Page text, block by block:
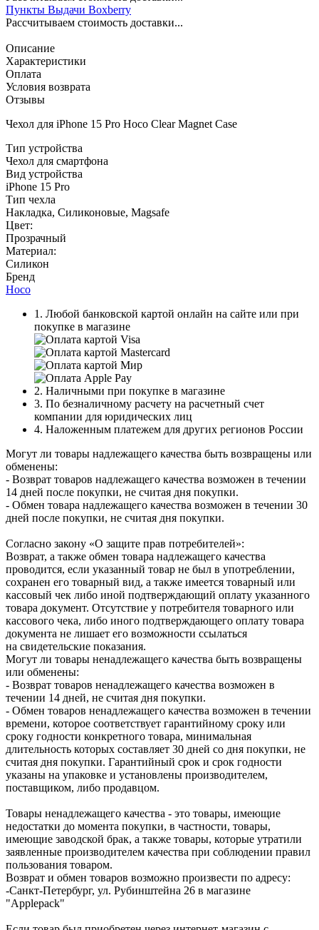
Пункты Выдачи Boxberry
Рассчитываем стоимость доставки...
Описание
Характеристики
Оплата
Условия возврата
Отзывы
Чехол для iPhone 15 Pro Hoco Clear Magnet Case
Тип устройства
Чехол для смартфона
Вид устройства
iPhone 15 Pro
Тип чехла
Накладка, Силиконовые, Magsafe
Цвет:
Прозрачный
Материал:
Силикон
Бренд
Hoco
1. Любой банковской картой онлайн на сайте или при
покупке в магазине
2. Наличными при покупке в магазине
3. По безналичному расчету на расчетный счет
компании для юридических лиц
4. Наложенным платежем для других регионов России
Могут ли товары надлежащего качества быть возвращены или
обменены:
- Возврат товаров надлежащего качества возможен в течении
14 дней после покупки, не считая дня покупки.
- Обмен товара надлежащего качества возможен в течении 30
дней после покупки, не считая дня покупки.
Согласно закону «О защите прав потребителей»:
Возврат, а также обмен товара надлежащего качества
проводится, если указанный товар не был в употреблении,
сохранен его товарный вид, а также имеется товарный или
кассовый чек либо иной подтверждающий оплату указанного
товара документ. Отсутствие у потребителя товарного или
кассового чека, либо иного подтверждающего оплату товара
документа не лишает его возможности ссылаться
на свидетельские показания.
Могут ли товары ненадлежащего качества быть возвращены
или обменены:
- Возврат товаров ненадлежащего качества возможен в
течении 14 дней, не считая дня покупки.
- Обмен товаров ненадлежащего качества возможен в течении
времени, которое соответствует гарантийному сроку или
сроку годности конкретного товара, минимальная
длительность которых составляет 30 дней со дня покупки, не
считая дня покупки. Гарантийный срок и срок годности
указаны на упаковке и установлены производителем,
поставщиком, либо продавцом.
Товары ненадлежащего качества - это товары, имеющие
недостатки до момента покупки, в частности, товары,
имеющие заводской брак, а также товары, которые утратили
заявленные производителем качества при соблюдении правил
пользования товаром.
Возврат и обмен товаров возможно произвести по адресу:
-Санкт-Петербург, ул. Рубинштейна 26 в магазине
"Applepack"